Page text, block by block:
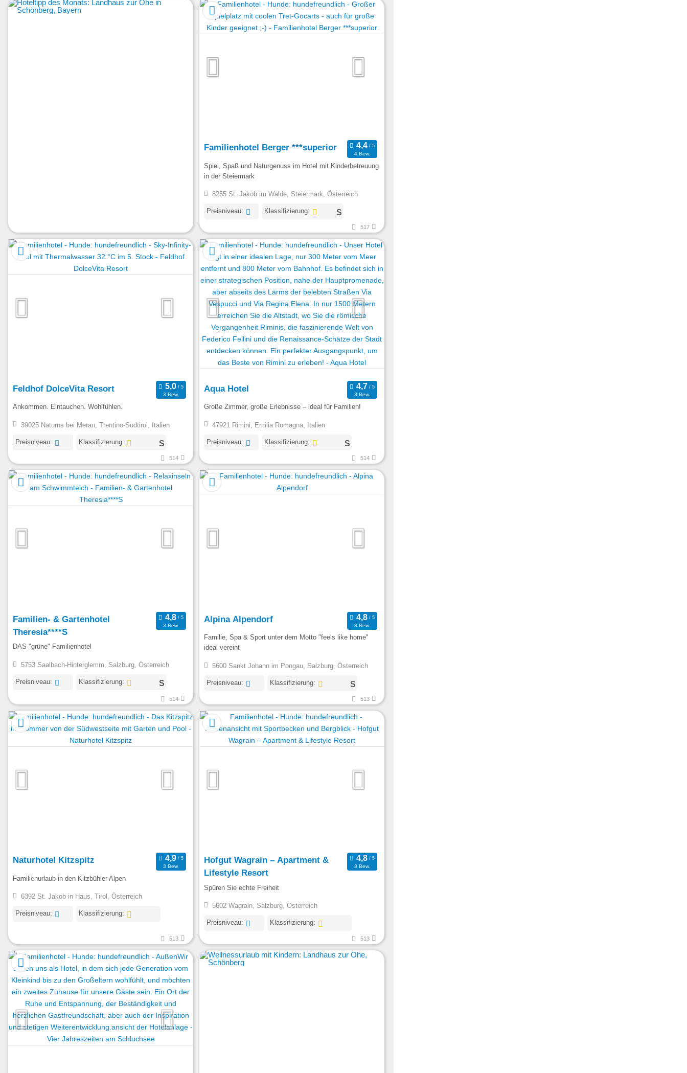
Familienhotel Berger ***superior
4 Bew.
Spiel, Spaß und Naturgenuss im Hotel mit Kinderbetreuung
in der Steiermark
8255 St. Jakob im Walde, Steiermark, Österreich
Preisniveau: Klassifizierung:
517
Feldhof DolceVita Resort
3 Bew.
Ankommen. Eintauchen. Wohlfühlen.
39025 Naturns bei Meran, Trentino-Südtirol, Italien
Preisniveau: Klassifizierung:
514
Aqua Hotel
3 Bew.
Große Zimmer, große Erlebnisse – ideal für Familien!
47921 Rimini, Emilia Romagna, Italien
Preisniveau: Klassifizierung:
514
Familien- & Gartenhotel
Theresia****S
3 Bew.
DAS "grüne" Familienhotel
5753 Saalbach-Hinterglemm, Salzburg, Österreich
Preisniveau: Klassifizierung:
514
Alpina Alpendorf
3 Bew.
Familie, Spa & Sport unter dem Motto "feels like home"
ideal vereint
5600 Sankt Johann im Pongau, Salzburg, Österreich
Preisniveau: Klassifizierung:
513
Naturhotel Kitzspitz
3 Bew.
Familienurlaub in den Kitzbühler Alpen
6392 St. Jakob in Haus, Tirol, Österreich
Preisniveau: Klassifizierung:
513
Hofgut Wagrain – Apartment &
Lifestyle Resort
3 Bew.
Spüren Sie echte Freiheit
5602 Wagrain, Salzburg, Österreich
Preisniveau: Klassifizierung:
513